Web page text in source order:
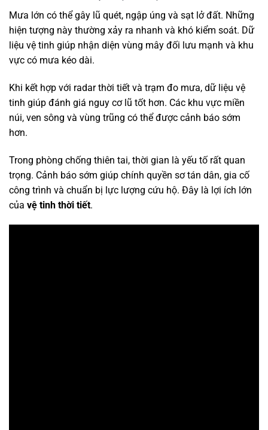
Mưa lớn có thể gây lũ quét, ngập úng và sạt lở đất. Những
hiện tượng này thường xảy ra nhanh và khó kiểm soát. Dữ
liệu vệ tinh giúp nhận diện vùng mây đối lưu mạnh và khu
vực có mưa kéo dài.
Khi kết hợp với radar thời tiết và trạm đo mưa, dữ liệu vệ
tinh giúp đánh giá nguy cơ lũ tốt hơn. Các khu vực miền
núi, ven sông và vùng trũng có thể được cảnh báo sớm
hơn.
Trong phòng chống thiên tai, thời gian là yếu tố rất quan
trọng. Cảnh báo sớm giúp chính quyền sơ tán dân, gia cố
công trình và chuẩn bị lực lượng cứu hộ. Đây là lợi ích lớn
của vệ tinh thời tiết.